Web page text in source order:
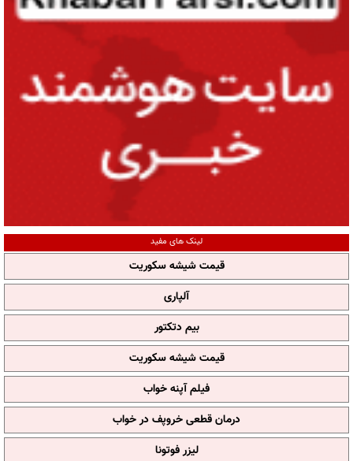
لینک های مفید
قیمت شیشه سکوریت
آلپاری
بیم دتکتور
قیمت شیشه سکوریت
فیلم آپنه خواب
درمان قطعی خروپف در خواب
لیزر فوتونا